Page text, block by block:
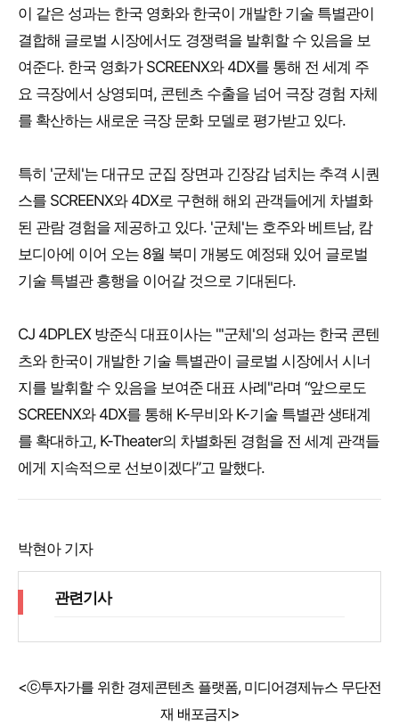
이 같은 성과는 한국 영화와 한국이 개발한 기술 특별관이
결합해 글로벌 시장에서도 경쟁력을 발휘할 수 있음을 보
여준다. 한국 영화가 SCREENX와 4DX를 통해 전 세계 주
요 극장에서 상영되며, 콘텐츠 수출을 넘어 극장 경험 자체
를 확산하는 새로운 극장 문화 모델로 평가받고 있다.
특히 '군체'는 대규모 군집 장면과 긴장감 넘치는 추격 시퀀
스를 SCREENX와 4DX로 구현해 해외 관객들에게 차별화
된 관람 경험을 제공하고 있다. '군체'는 호주와 베트남, 캄
보디아에 이어 오는 8월 북미 개봉도 예정돼 있어 글로벌
기술 특별관 흥행을 이어갈 것으로 기대된다.
CJ 4DPLEX 방준식 대표이사는 "'군체'의 성과는 한국 콘텐
츠와 한국이 개발한 기술 특별관이 글로벌 시장에서 시너
지를 발휘할 수 있음을 보여준 대표 사례"라며 “앞으로도
SCREENX와 4DX를 통해 K-무비와 K-기술 특별관 생태계
를 확대하고, K-Theater의 차별화된 경험을 전 세계 관객들
에게 지속적으로 선보이겠다”고 말했다.
박현아 기자
관련기사
<ⓒ투자가를 위한 경제콘텐츠 플랫폼, 미디어경제뉴스 무단전
재 배포금지>